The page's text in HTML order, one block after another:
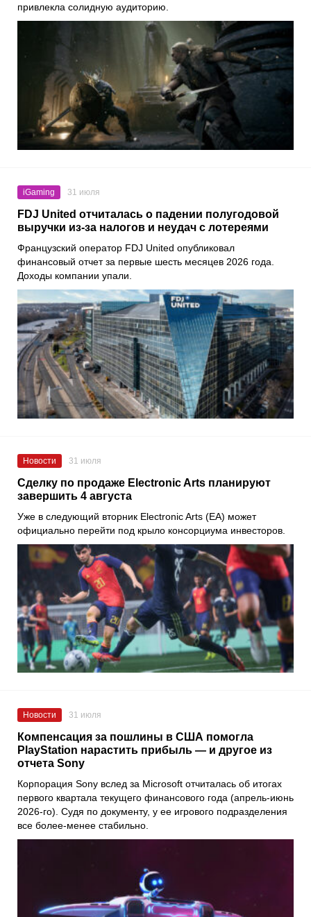
привлекла солидную аудиторию.
iGaming 31 июля
FDJ United отчиталась о падении полугодовой
выручки из-за налогов и неудач с лотереями
Французский оператор FDJ United опубликовал
финансовый отчет за первые шесть месяцев 2026 года.
Доходы компании упали.
Новости 31 июля
Сделку по продаже Electronic Arts планируют
завершить 4 августа
Уже в следующий вторник Electronic Arts (EA) может
официально перейти под крыло консорциума инвесторов.
Новости 31 июля
Компенсация за пошлины в США помогла
PlayStation нарастить прибыль — и другое из
отчета Sony
Корпорация Sony вслед за Microsoft отчиталась об итогах
первого квартала текущего финансового года (апрель-июнь
2026-го). Судя по документу, у ее игрового подразделения
все более-менее стабильно.